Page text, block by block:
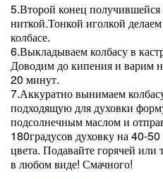
5.Второй конец получившейся
ниткой.Тонкой иголкой
колбасе.
6.Выкладываем колбасу в
Доводим до кипения и варим
20 минут.
7.Аккуратно вынимаем
подходящую для духовки
подсолнечным маслом и
180градусов духовку на 40-
цвета. Подавайте горячей
в любом виде! Смачного!